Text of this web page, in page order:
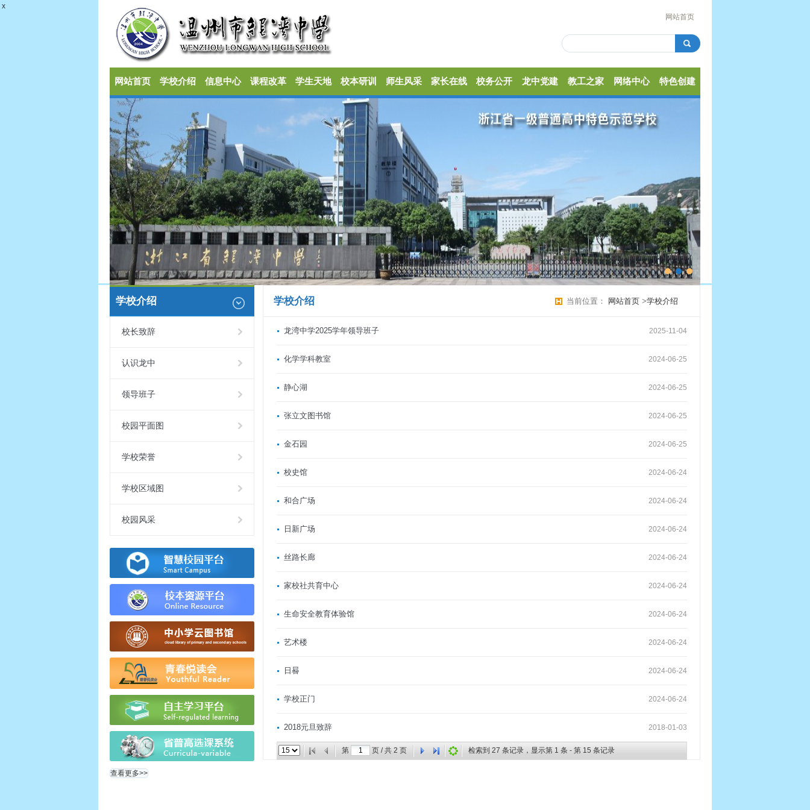
网站首页
网站首页 学校介绍 信息中心 课程改革 学生天地 校本研训 师生风采 家长在线 校务公开 龙中党建 教工之家 网络中心 特色创建
学校介绍
校长致辞
认识龙中
领导班子
校园平面图
学校荣誉
学校区域图
校园风采
查看更多>>
学校介绍 当前位置： 网站首页 >学校介绍
龙湾中学2025学年领导班子 2025-11-04
化学学科教室 2024-06-25
静心湖 2024-06-25
张立文图书馆 2024-06-25
金石园 2024-06-25
校史馆 2024-06-24
和合广场 2024-06-24
日新广场 2024-06-24
丝路长廊 2024-06-24
家校社共育中心 2024-06-24
生命安全教育体验馆 2024-06-24
艺术楼 2024-06-24
日晷 2024-06-24
学校正门 2024-06-24
2018元旦致辞 2018-01-03
第 页 / 共 2 页 检索到 27 条记录，显示第 1 条 - 第 15 条记录
x